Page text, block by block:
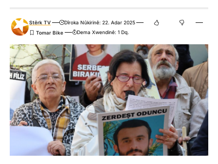
Stêrk TV
Dîroka Nûkirinê: 22. Adar 2025
Dema Xwendinê: 1 Dq.